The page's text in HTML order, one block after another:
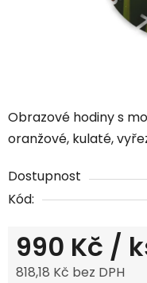
Obrazové hodiny s
oranžové, kulaté,
Dostupnost
Kód:
990 Kč /
818,18 Kč bez DPH